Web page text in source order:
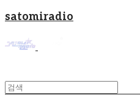
satomiradio